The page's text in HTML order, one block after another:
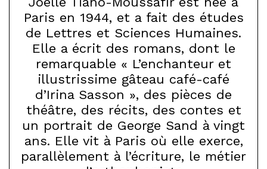
Paris en 1944, et a fait des études
de Lettres et Sciences Humaines.
Elle a écrit des romans, dont le
remarquable « L’enchanteur et
illustrissime gâteau café-café
d’Irina Sasson », des pièces de
théâtre, des récits, des contes et
un portrait de George Sand à vingt
ans. Elle vit à Paris où elle exerce,
parallèlement à l’écriture, le métier